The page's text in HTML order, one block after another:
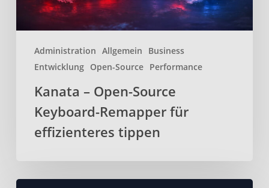
Administration Allgemein
Business
Entwicklung Open-Source Performance
tippen
Kanata – Open-Source
Keyboard-Remapper für
effizienteres tippen